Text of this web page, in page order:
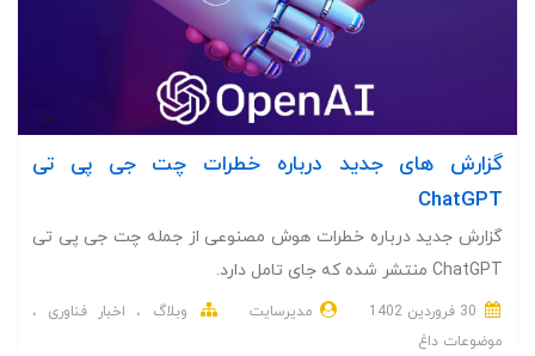
گزارش‌ های جدید درباره خطرات چت جی پی تی
ChatGPT
گزارش جدید درباره خطرات هوش مصنوعی از جمله چت جی پی تی
ChatGPT منتشر شده که جای تامل دارد.
مدیرسایت وبلاگ
اخبار فناوری
موضوعات داغ